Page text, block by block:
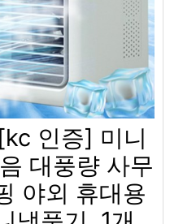
인증] 미니
대풍량 사무
야외 휴대용